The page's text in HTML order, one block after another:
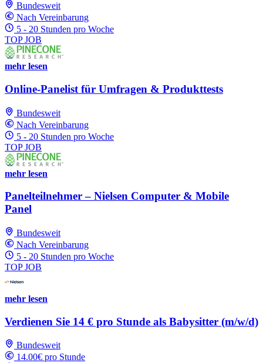
Bundesweit
Nach Vereinbarung
5 - 20 Stunden pro Woche
TOP JOB
mehr lesen
Online-Panelist für Umfragen & Produkttests
Bundesweit
Nach Vereinbarung
5 - 20 Stunden pro Woche
TOP JOB
mehr lesen
Panelteilnehmer – Nielsen Computer & Mobile
Panel
Bundesweit
Nach Vereinbarung
5 - 20 Stunden pro Woche
TOP JOB
mehr lesen
Verdienen Sie 14 € pro Stunde als Babysitter (m/w/d)
Bundesweit
14.00€ pro Stunde